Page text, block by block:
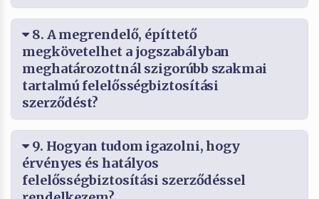
8. A megrendelő, építtető
megkövetelhet a jogszabályban
meghatározottnál szigorúbb szakmai
tartalmú felelősségbiztosítási
szerződést?
9. Hogyan tudom igazolni, hogy
érvényes és hatályos
felelősségbiztosítási szerződéssel